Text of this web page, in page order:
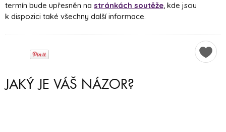
termín bude upřesněn na stránkách soutěže, kde jsou
k dispozici také všechny další informace.
JAKÝ JE VÁŠ NÁZOR?